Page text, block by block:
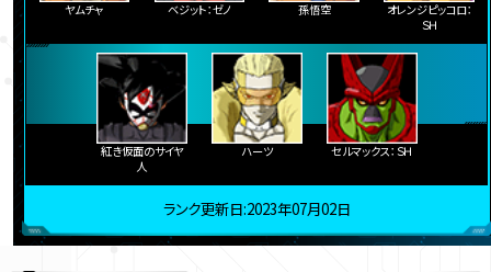
ヤムチャ ベジット：ゼノ 孫悟空
オレンジピッコロ：
ＳＨ
紅き仮面のサイヤ
人
ハーツ セルマックス：ＳＨ
ランク更新日:2023年07月02日